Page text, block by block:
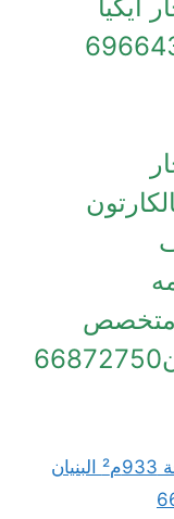
ونجار ايكيا
ابو عمر 69664373
نجار متخصص
للبيع عمارة بجليب الشيوخ بمساحة 933م² البنيان